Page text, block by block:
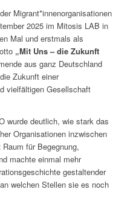
Migrant*innenorganisationen
2025 im Mitosis LAB in
Mal und erstmals als
„Mit Uns – die Zukunft
aus ganz Deutschland
Zukunft einer
vielfältigen Gesellschaft
wurde deutlich, wie stark das
Organisationen inzwischen
für Begegnung,
machte einmal mehr
gestaltender
welchen Stellen sie es noch